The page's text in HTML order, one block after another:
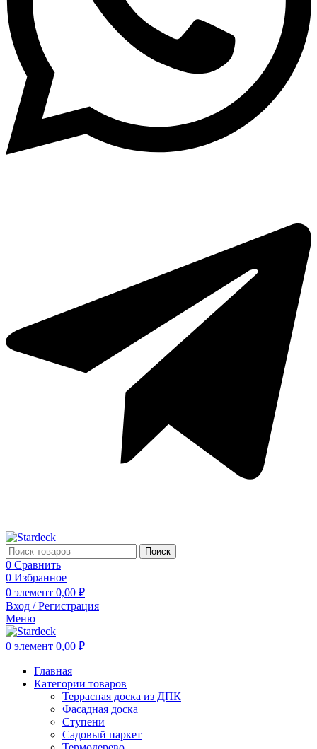
Поиск
0 Сравнить
0 Избранное
0 элемент 0,00 ₽
Вход / Регистрация
Меню
0 элемент 0,00 ₽
Главная
Категории товаров
Террасная доска из ДПК
Фасадная доска
Ступени
Садовый паркет